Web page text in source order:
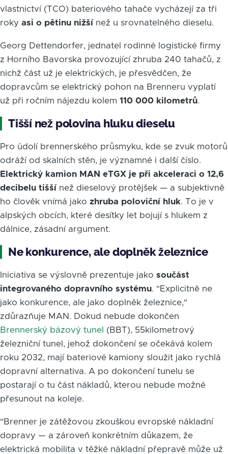
vlastnictví (TCO) bateriového tahače vycházejí za tři
roky asi o pětinu nižší než u srovnatelného dieselu.
Georg Dettendorfer, jednatel rodinné logistické firmy
z Horního Bavorska provozující zhruba 240 tahačů, z
nichž část už je elektrických, je přesvědčen, že
dopravcům se elektrický pohon na Brenneru vyplatí
už při ročním nájezdu kolem 110 000 kilometrů.
Tišší než polovina hluku dieselu
Pro údolí brennerského průsmyku, kde se zvuk motorů
odráží od skalních stěn, je významné i další číslo.
Elektrický kamion MAN eTGX je při akceleraci o 12,6
decibelu tišší než dieselový protějšek — a subjektivně
ho člověk vnímá jako zhruba poloviční hluk. To je v
alpských obcích, které desítky let bojují s hlukem z
dálnice, zásadní argument.
Ne konkurence, ale doplněk železnice
Iniciativa se výslovně prezentuje jako součást
integrovaného dopravního systému. "Explicitně ne
jako konkurence, ale jako doplněk železnice,"
zdůrazňuje MAN. Dokud nebude dokončen
Brennerský bázový tunel (BBT), 55kilometrový
železniční tunel, jehož dokončení se očekává kolem
roku 2032, mají bateriové kamiony sloužit jako rychlá
dopravní alternativa. A po dokončení tunelu se
postarají o tu část nákladů, kterou nebude možné
přesunout na koleje.
"Brenner je zátěžovou zkouškou evropské nákladní
dopravy — a zároveň konkrétním důkazem, že
elektrická mobilita v těžké nákladní přepravě může už